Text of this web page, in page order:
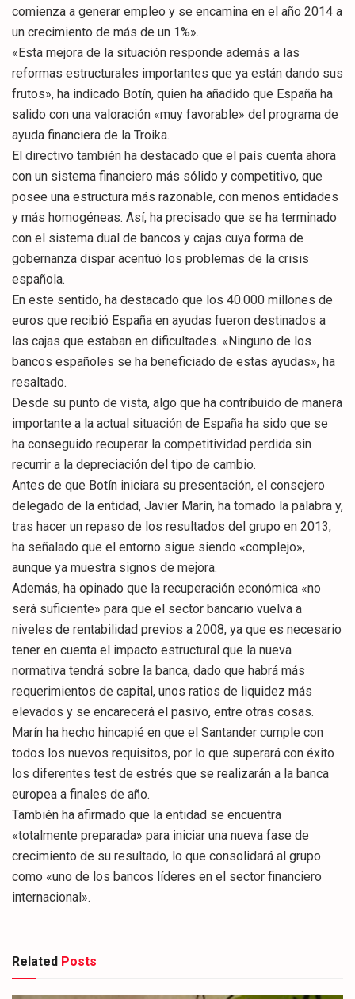
comienza a generar empleo y se encamina en el año 2014 a
un crecimiento de más de un 1%».
«Esta mejora de la situación responde además a las
reformas estructurales importantes que ya están dando sus
frutos», ha indicado Botín, quien ha añadido que España ha
salido con una valoración «muy favorable» del programa de
ayuda financiera de la Troika.
El directivo también ha destacado que el país cuenta ahora
con un sistema financiero más sólido y competitivo, que
posee una estructura más razonable, con menos entidades
y más homogéneas. Así, ha precisado que se ha terminado
con el sistema dual de bancos y cajas cuya forma de
gobernanza dispar acentuó los problemas de la crisis
española.
En este sentido, ha destacado que los 40.000 millones de
euros que recibió España en ayudas fueron destinados a
las cajas que estaban en dificultades. «Ninguno de los
bancos españoles se ha beneficiado de estas ayudas», ha
resaltado.
Desde su punto de vista, algo que ha contribuido de manera
importante a la actual situación de España ha sido que se
ha conseguido recuperar la competitividad perdida sin
recurrir a la depreciación del tipo de cambio.
Antes de que Botín iniciara su presentación, el consejero
delegado de la entidad, Javier Marín, ha tomado la palabra y,
tras hacer un repaso de los resultados del grupo en 2013,
ha señalado que el entorno sigue siendo «complejo»,
aunque ya muestra signos de mejora.
Además, ha opinado que la recuperación económica «no
será suficiente» para que el sector bancario vuelva a
niveles de rentabilidad previos a 2008, ya que es necesario
tener en cuenta el impacto estructural que la nueva
normativa tendrá sobre la banca, dado que habrá más
requerimientos de capital, unos ratios de liquidez más
elevados y se encarecerá el pasivo, entre otras cosas.
Marín ha hecho hincapié en que el Santander cumple con
todos los nuevos requisitos, por lo que superará con éxito
los diferentes test de estrés que se realizarán a la banca
europea a finales de año.
También ha afirmado que la entidad se encuentra
«totalmente preparada» para iniciar una nueva fase de
crecimiento de su resultado, lo que consolidará al grupo
como «uno de los bancos líderes en el sector financiero
internacional».
Related Posts